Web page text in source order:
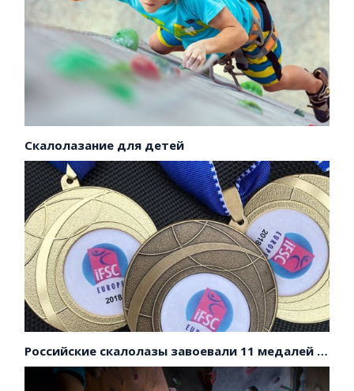
Скалолазание для детей
Российские скалолазы завоевали 11 медалей на первенстве Европы!